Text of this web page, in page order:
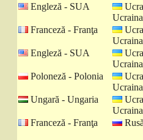
Engleză - SUA
Ucraina
Franceză - Franţa
Ucraina
Engleză - SUA
Ucraina
Poloneză - Polonia
Ucraina
Ungară - Ungaria
Ucraina
Franceză - Franţa